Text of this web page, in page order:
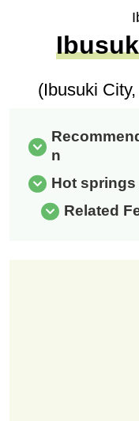
(Ibusuki
n
Hot
Related